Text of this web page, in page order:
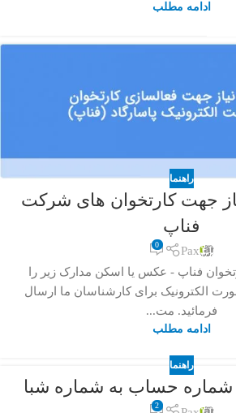
ادامه مطلب
راهنما
جهت کارتخوان های شرکت
فناپ
Pax
0
فناپ - عکس یا اسکن مدارک زیر را
الکترونیک برای کارشناسان ما ارسال
فرمائید. مت...
ادامه مطلب
راهنما
شماره حساب به شماره شبا
2